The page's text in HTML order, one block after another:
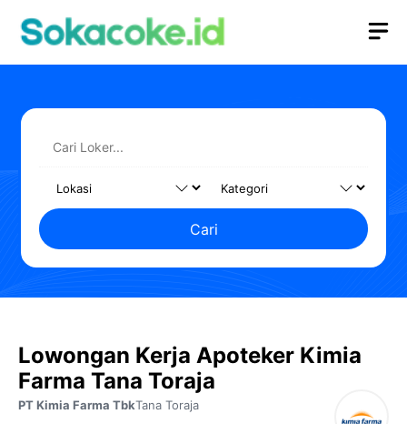
Cari
Lowongan Kerja Apoteker Kimia
Farma Tana Toraja
PT Kimia Farma TbkTana Toraja